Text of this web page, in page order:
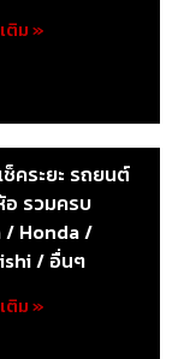
ติม »
ช็คระยะ รถยนต์
อ รวมครบ
/ Honda /
/ อื่นๆ
ติม »